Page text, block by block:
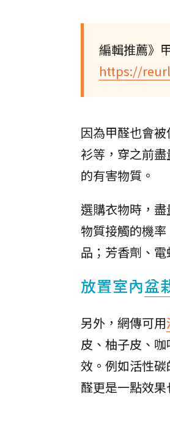
編輯推薦》
https://
因為甲醛也會
衫等，穿之前盡
的有害物質。
選購衣物時，
物質接觸的機
品；芳香劑、
放置室內盆
另外，網傳可用
皮、柚子皮、
效。例如活性
醛更是一點效